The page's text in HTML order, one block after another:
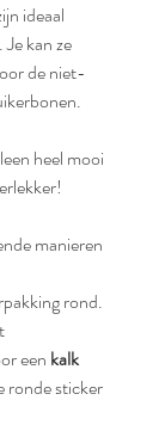
ideaal
kan ze
de niet-
heel mooi
manieren
rond.
een kalk
ronde sticker